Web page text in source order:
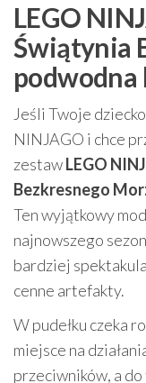
LEGO
Świątynia
podwodna
Jeśli Twoje
NINJAGO i chce
zestawLEGO
Bezkresnego
Ten wyjątkowy
najnowszego
bardziej
cenne artefakty.
W pudełku czeka
miejsce na
przeciwników, a